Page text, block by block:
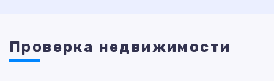
Проверка недвижимости